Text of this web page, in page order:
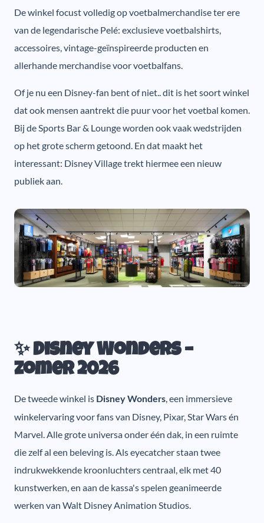
De winkel focust volledig op voetbalmerchandise ter ere
van de legendarische Pelé: exclusieve voetbalshirts,
accessoires, vintage-geïnspireerde producten en
allerhande merchandise voor voetbalfans.
Of je nu een Disney-fan bent of niet.. dit is het soort winkel
dat ook mensen aantrekt die puur voor het voetbal komen.
Bij de Sports Bar & Lounge worden ook vaak wedstrijden
op het grote scherm getoond. En dat maakt het
interessant: Disney Village trekt hiermee een nieuw
publiek aan.
✨ Disney Wonders –
zomer 2026
De tweede winkel is Disney Wonders , een immersieve
winkelervaring voor fans van Disney, Pixar, Star Wars én
Marvel. Alle grote universa onder één dak, in een ruimte
die zelf al een beleving is. Als eyecatcher staan twee
indrukwekkende kroonluchters centraal, elk met 40
kunstwerken, en aan de kassa's spelen geanimeerde
werken van Walt Disney Animation Studios.